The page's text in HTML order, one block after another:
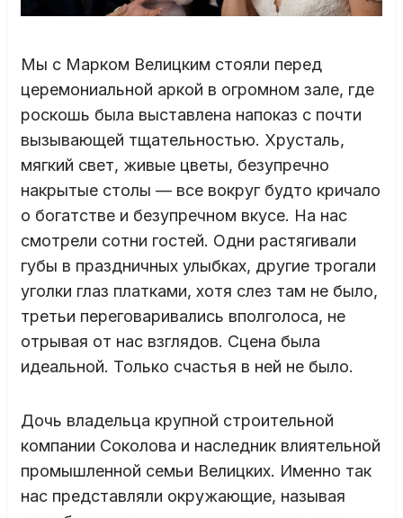
Мы с Марком Велицким стояли перед
церемониальной аркой в огромном зале, где
роскошь была выставлена напоказ с почти
вызывающей тщательностью. Хрусталь,
мягкий свет, живые цветы, безупречно
накрытые столы — все вокруг будто кричало
о богатстве и безупречном вкусе. На нас
смотрели сотни гостей. Одни растягивали
губы в праздничных улыбках, другие трогали
уголки глаз платками, хотя слез там не было,
третьи переговаривались вполголоса, не
отрывая от нас взглядов. Сцена была
идеальной. Только счастья в ней не было.
Дочь владельца крупной строительной
компании Соколова и наследник влиятельной
промышленной семьи Велицких. Именно так
нас представляли окружающие, называя